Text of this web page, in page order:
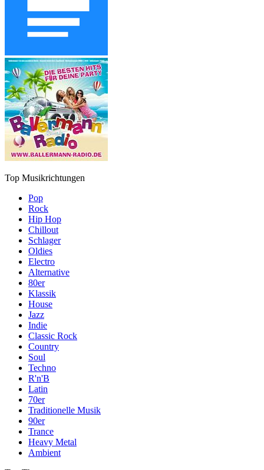
Top Musikrichtungen
Pop
Rock
Hip Hop
Chillout
Schlager
Oldies
Electro
Alternative
80er
Klassik
House
Jazz
Indie
Classic Rock
Country
Soul
Techno
R'n'B
Latin
70er
Traditionelle Musik
90er
Trance
Heavy Metal
Ambient